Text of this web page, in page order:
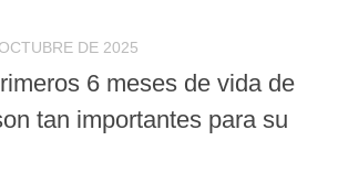
DE 2025
6 meses de vida de
tan importantes para su